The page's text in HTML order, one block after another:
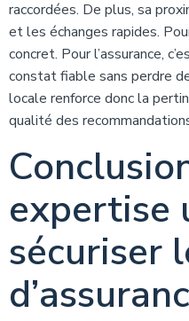
raccordées. De plus, sa
et les échanges rapides.
concret. Pour l’assurance,
constat fiable sans perdre
locale renforce donc la
qualité des
expertise
sécuriser